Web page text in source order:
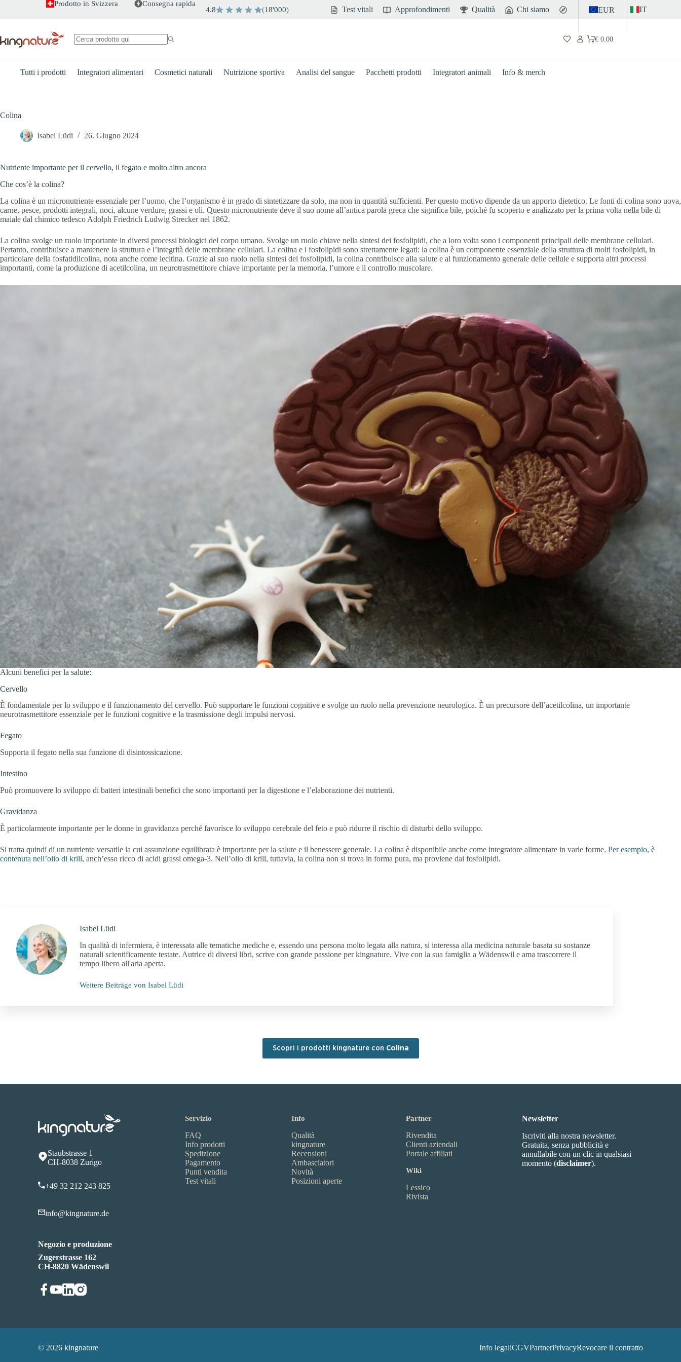
Prodotto in Svizzera Consegna rapida
4.8 (18'000) Test vitali Approfondimenti Qualità Chi siamo ContattoEUR IT
Carrello
€0.00
Tutti i prodotti Integratori alimentari Cosmetici naturali Nutrizione sportiva Analisi del sangue Pacchetti prodotti Integratori animali Info & merch
Colina
Isabel Lüdi 26. Giugno 2024
Nutriente importante per il cervello, il fegato e molto altro ancora
Che cos’è la colina?
La colina è un micronutriente essenziale per l’uomo, che l’organismo è in grado di sintetizzare da solo, ma non in quantità sufficienti. Per questo motivo dipende da un apporto dietetico. Le fonti di colina sono uova,
carne, pesce, prodotti integrali, noci, alcune verdure, grassi e oli. Questo micronutriente deve il suo nome all’antica parola greca che significa bile, poiché fu scoperto e analizzato per la prima volta nella bile di
maiale dal chimico tedesco Adolph Friedrich Ludwig Strecker nel 1862.
La colina svolge un ruolo importante in diversi processi biologici del corpo umano. Svolge un ruolo chiave nella sintesi dei fosfolipidi, che a loro volta sono i componenti principali delle membrane cellulari.
Pertanto, contribuisce a mantenere la struttura e l’integrità delle membrane cellulari. La colina e i fosfolipidi sono strettamente legati: la colina è un componente essenziale della struttura di molti fosfolipidi, in
particolare della fosfatidilcolina, nota anche come lecitina. Grazie al suo ruolo nella sintesi dei fosfolipidi, la colina contribuisce alla salute e al funzionamento generale delle cellule e supporta altri processi
importanti, come la produzione di acetilcolina, un neurotrasmettitore chiave importante per la memoria, l’umore e il controllo muscolare.
Alcuni benefici per la salute:
Cervello
È fondamentale per lo sviluppo e il funzionamento del cervello. Può supportare le funzioni cognitive e svolge un ruolo nella prevenzione neurologica. È un precursore dell’acetilcolina, un importante
neurotrasmettitore essenziale per le funzioni cognitive e la trasmissione degli impulsi nervosi.
Fegato
Supporta il fegato nella sua funzione di disintossicazione.
Intestino
Può promuovere lo sviluppo di batteri intestinali benefici che sono importanti per la digestione e l’elaborazione dei nutrienti.
Gravidanza
È particolarmente importante per le donne in gravidanza perché favorisce lo sviluppo cerebrale del feto e può ridurre il rischio di disturbi dello sviluppo.
Si tratta quindi di un nutriente versatile la cui assunzione equilibrata è importante per la salute e il benessere generale. La colina è disponibile anche come integratore alimentare in varie forme. Per esempio, è
contenuta nell’olio di krill, anch’esso ricco di acidi grassi omega-3. Nell’olio di krill, tuttavia, la colina non si trova in forma pura, ma proviene dai fosfolipidi.
Isabel Lüdi
In qualità di infermiera, è interessata alle tematiche mediche e, essendo una persona molto legata alla natura, si interessa alla medicina naturale basata su sostanze
naturali scientificamente testate. Autrice di diversi libri, scrive con grande passione per kingnature. Vive con la sua famiglia a Wädenswil e ama trascorrere il
tempo libero all'aria aperta.
Weitere Beiträge von Isabel Lüdi
Scopri i prodotti kingnature con Colina
Staubstrasse 1
CH-8038 Zurigo
+49 32 212 243 825
info@kingnature.de
Negozio e produzione
Zugerstrasse 162
CH-8820 Wädenswil
Servizio
FAQ
Info prodotti
Spedizione
Pagamento
Punti vendita
Test vitali
Info
Qualità
kingnature
Recensioni
Ambasciatori
Novità
Posizioni aperte
Partner
Rivendita
Clienti aziendali
Portale affiliati
Wiki
Lessico
Rivista
Newsletter
Iscriviti alla nostra newsletter.
Gratuita, senza pubblicità e
annullabile con un clic in qualsiasi
momento (disclaimer).
© 2026 kingnature Info legaliCGVPartnerPrivacyRevocare il contratto